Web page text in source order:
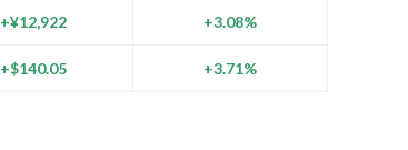
+¥12,922 +3.08%
+$140.05 +3.71%